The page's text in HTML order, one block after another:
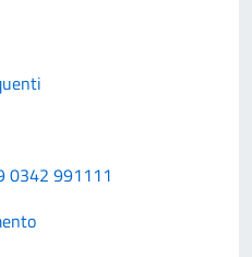
0342 991111